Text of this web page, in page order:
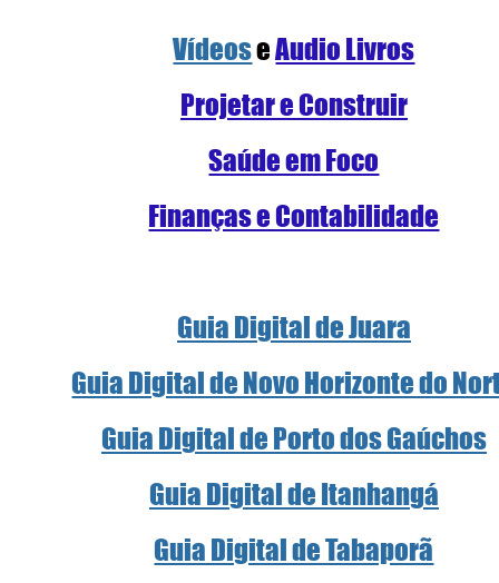
Vídeose Audio Livros
Projetar e Construir
Saúde em Foco
Finanças e Contabilidade
Guia Digital de Juara
Guia Digital de Novo Horizonte do
Guia Digital de Porto dos Gaúchos
Guia Digital de Itanhangá
Guia Digital de Tabaporã